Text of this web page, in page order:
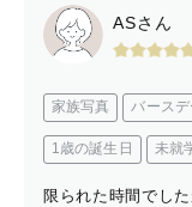
ASさん
家族写真 バースデ
1歳の誕生日 未就
限られた時間でし